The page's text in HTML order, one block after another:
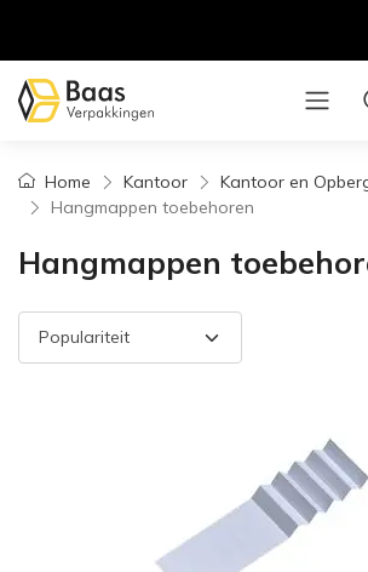
Home Kantoor Kantoor en
Hangmappen toebehoren
Hangmappen